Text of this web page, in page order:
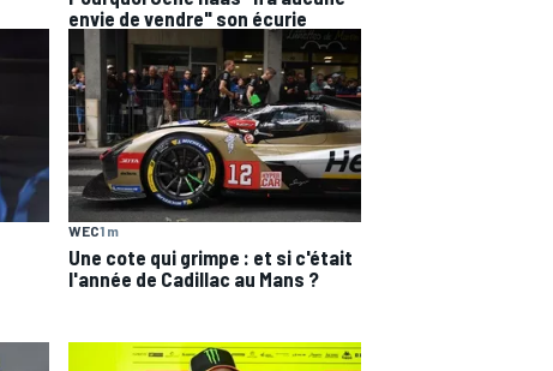
envie de vendre" son écurie
WEC1 m
Une cote qui grimpe : et si c'était
l'année de Cadillac au Mans ?